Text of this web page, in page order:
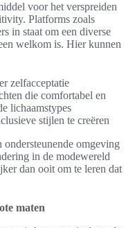
voor het verspreiden
Platforms zoals
in staat om een diverse
welkom is. Hier kunnen
zelfacceptatie
die comfortabel en
lichaamstypes
stijlen te creëren
ondersteunende omgeving
in de modewereld
dan ooit om te leren dat
maten